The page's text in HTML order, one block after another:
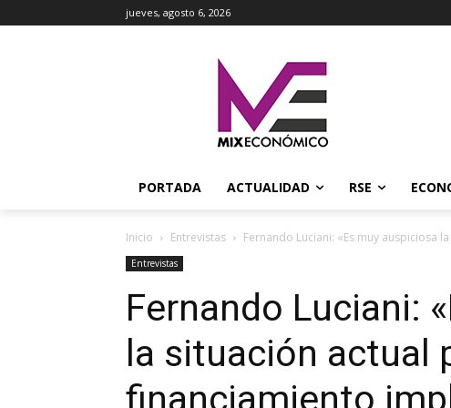
jueves, agosto 6, 2026
PORTADA ACTUALIDAD RSE
Inicio Entrevistas Fernando Luciani: «Es muy auspiciosa
Entrevistas
Fernando Luciani:
la situación actual
financiamiento